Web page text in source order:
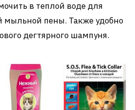
в теплой воде для
мыльной пены. Также удобно
дегтярного шампуня.